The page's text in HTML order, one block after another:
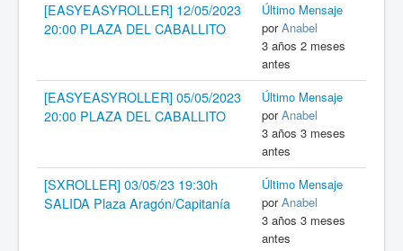
[EASYEASYROLLER] 12/05/2023
20:00 PLAZA DEL CABALLITO
Último Mensaje
porAnabel
3 años 2 meses
antes
[EASYEASYROLLER] 05/05/2023
20:00 PLAZA DEL CABALLITO
Último Mensaje
porAnabel
3 años 3 meses
antes
[SXROLLER] 03/05/23 19:30h
SALIDA Plaza Aragón/Capitanía
Último Mensaje
porAnabel
3 años 3 meses
antes